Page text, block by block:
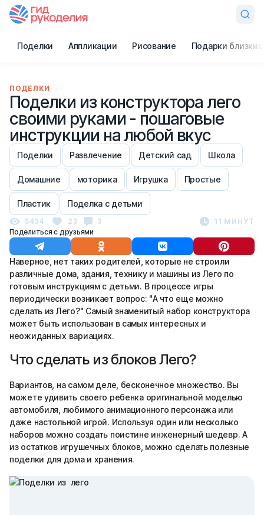
Поделки Аппликации Рисование Подарки близким
ПОДЕЛКИ
Поделки из конструктора лего
своими руками - пошаговые
инструкции на любой вкус
Поделки Развлечение Детский сад Школа
Домашние моторика Игрушка Простые
Пластик Поделка с детьми
5434 23 3
11 МИНУТ
Поделиться с друзьями
Наверное, нет таких родителей, которые не строили
различные дома, здания, технику и машины из Лего по
готовым инструкциям с детьми. В процессе игры
периодически возникает вопрос: "А что еще можно
сделать из Лего?" Самый знаменитый набор конструктора
может быть использован в самых интересных и
неожиданных вариациях.
Что сделать из блоков Лего?
Вариантов, на самом деле, бесконечное множество. Вы
можете удивить своего ребенка оригинальной моделью
автомобиля, любимого анимационного персонажа или
даже настольной игрой. Используя один или несколько
наборов можно создать поистине инженерный шедевр. А
из остатков игрушечных блоков, можно сделать полезные
поделки для дома и хранения.